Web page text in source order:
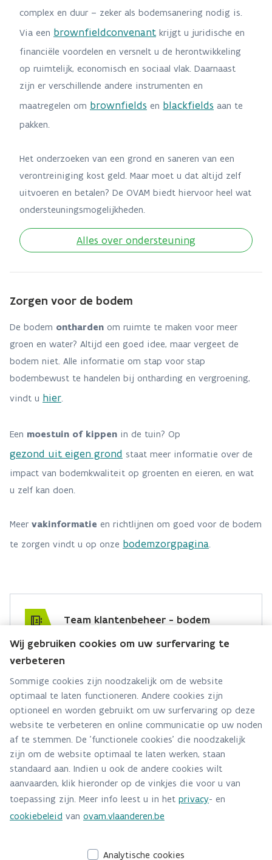
complex en duur – zeker als bodemsanering nodig is.
Via een brownfieldconvenant krijgt u juridische en
financiële voordelen en versnelt u de herontwikkeling
op ruimtelijk, economisch en sociaal vlak. Daarnaast
zijn er verschillende andere instrumenten en
maatregelen om brownfields en blackfields aan te
pakken.
Het onderzoeken van een grond en saneren van een
verontreiniging kost geld. Maar moet u dat altijd zelf
uitvoeren en betalen? De OVAM biedt hiervoor heel wat
ondersteuningsmogelijkheden.
Alles over ondersteuning
Zorgen voor de bodem
De bodem ontharden om ruimte te maken voor meer
groen en water? Altijd een goed idee, maar vergeet de
bodem niet. Alle informatie om stap voor stap
bodembewust te handelen bij ontharding en vergroening,
vindt u hier.
Een moestuin of kippen in de tuin? Op
gezond uit eigen grond staat meer informatie over de
impact van bodemkwaliteit op groenten en eieren, en wat
u zelf kan doen.
Meer vakinformatie en richtlijnen om goed voor de bodem
te zorgen vindt u op onze bodemzorgpagina.
Team klantenbeheer - bodem
Hebt u een vraag voor dit team? Stel ze hier:
Via contact formulier
Alle contactgegevens
Adres
Stationsstraat 110
2800 Mechelen
Route en bereikbaarheid
Telefoon
015/284.458
Wij gebruiken cookies om uw surfervaring te
verbeteren
Sommige cookies zijn noodzakelijk om de website
optimaal te laten functioneren. Andere cookies zijn
optioneel en worden gebruikt om uw surfervaring op deze
website te verbeteren en online communicatie op uw noden
af te stemmen. De 'functionele cookies' die noodzakelijk
zijn om de website optimaal te laten werken, staan
standaard aan. Indien u ook de andere cookies wilt
aanvaarden, klik hieronder op de vinkjes die voor u van
toepassing zijn. Meer info leest u in het privacy- en
cookiebeleid van ovam.vlaanderen.be
Analytische cookies